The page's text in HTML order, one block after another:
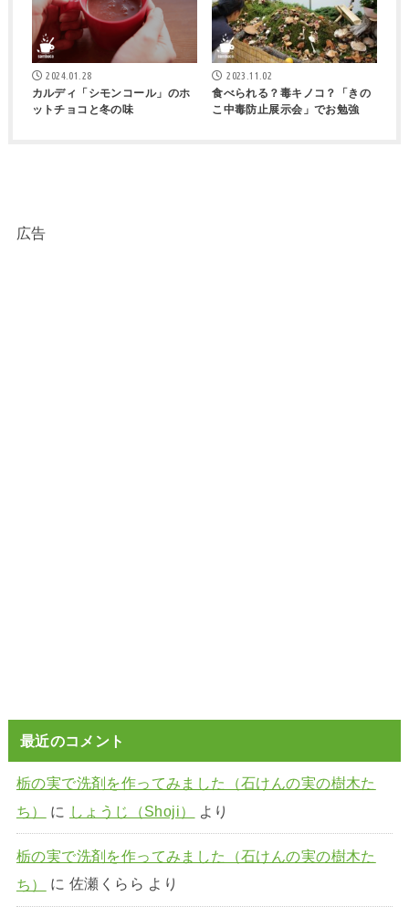
2024.01.28
カルディ「シモンコール」のホ
ットチョコと冬の味
2023.11.02
食べられる？毒キノコ？「きの
こ中毒防止展示会」でお勉強
広告
最近のコメント
栃の実で洗剤を作ってみました（石けんの実の樹木た
ち）
に しょうじ（Shoji） より
栃の実で洗剤を作ってみました（石けんの実の樹木た
ち）
に 佐瀬くらら より